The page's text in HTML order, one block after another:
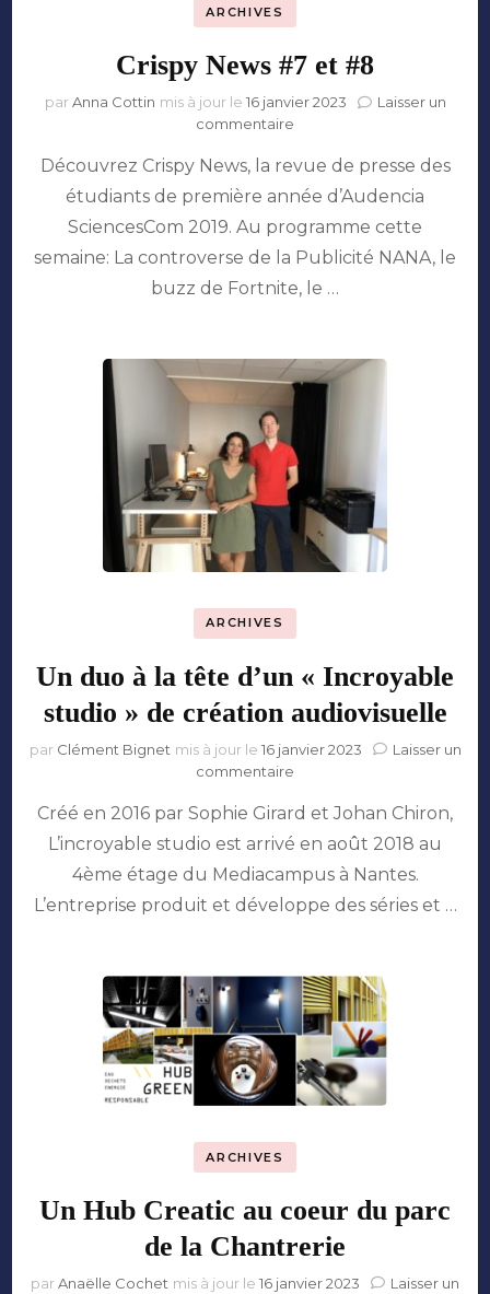
ARCHIVES
Crispy News #7 et #8
parAnna Cottin mis à jour le 16 janvier 2023
Laisser un
commentaire
News
#7
#8
Découvrez Crispy News, la revue de presse des
étudiants de première année d’Audencia
SciencesCom 2019. Au programme cette
semaine: La controverse de la Publicité NANA, le
buzz de Fortnite, le …
ARCHIVES
Un duo à la tête d’un « Incroyable
studio » de création audiovisuelle
par Clément Bignet mis à jour le 16 janvier 2023
Laisser un
commentaire
duo
tête
d’un
création
audiovisuelle
Créé en 2016 par Sophie Girard et Johan Chiron,
L’incroyable studio est arrivé en août 2018 au
4ème étage du Mediacampus à Nantes.
L’entreprise produit et développe des séries et …
ARCHIVES
Un Hub Creatic au coeur du parc
de la Chantrerie
parAnaëlle Cochet mis à jour le 16 janvier 2023
Laisser un